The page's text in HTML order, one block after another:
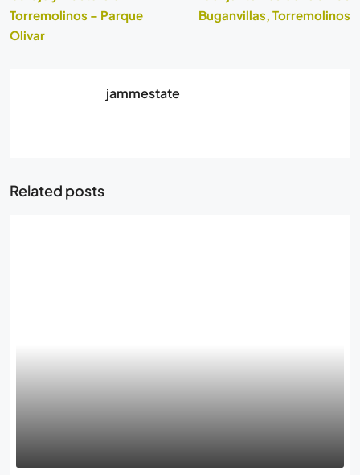
Torremolinos – Parque
Olivar
Buganvillas, Torremolinos
jammestate
Related posts